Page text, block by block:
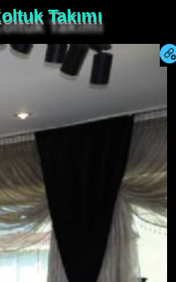
Takımı